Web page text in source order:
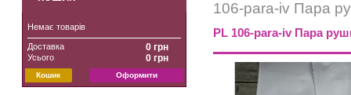
Немає товарів
Доставка 0 грн
Усього 0 грн
Кошик Оформити
106-para-iv Пара
PL 106-para-iv Пара